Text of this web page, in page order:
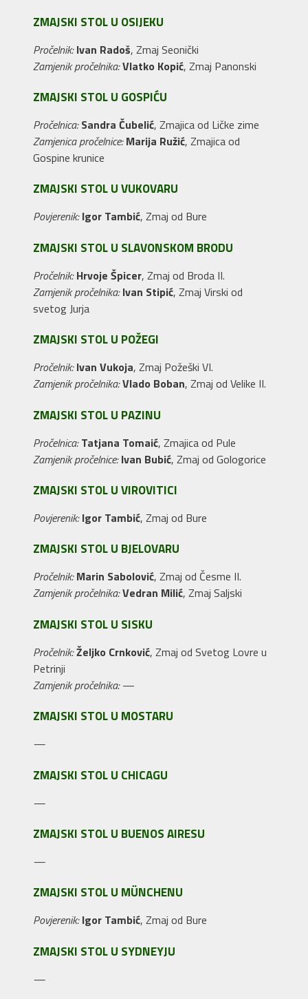
ZMAJSKI STOL U OSIJEKU
Pročelnik: Ivan Radoš, Zmaj Seonički
Zamjenik pročelnika:Vlatko Kopić, Zmaj Panonski
ZMAJSKI STOL U GOSPIĆU
Pročelnica: Sandra Čubelić, Zmajica od Ličke zime
Zamjenica pročelnice: Marija Ružić, Zmajica od
Gospine krunice
ZMAJSKI STOL U VUKOVARU
Povjerenik:Igor Tambić, Zmaj od Bure
ZMAJSKI STOL U SLAVONSKOM BRODU
Pročelnik: Hrvoje Špicer, Zmaj od Broda II.
Zamjenik pročelnika: Ivan Stipić, Zmaj Virski od
svetog Jurja
ZMAJSKI STOL U POŽEGI
Pročelnik: Ivan Vukoja, Zmaj Požeški VI.
Zamjenik pročelnika:Vlado Boban, Zmaj od Velike II.
ZMAJSKI STOL U PAZINU
Pročelnica: Tatjana Tomaić, Zmajica od Pule
Zamjenik pročelnice: Ivan Bubić, Zmaj od Gologorice
ZMAJSKI STOL U VIROVITICI
Povjerenik:Igor Tambić, Zmaj od Bure
ZMAJSKI STOL U BJELOVARU
Pročelnik: Marin Sabolović, Zmaj od Česme II.
Zamjenik pročelnika:Vedran Milić, Zmaj Saljski
ZMAJSKI STOL U SISKU
Pročelnik:Željko Crnković, Zmaj od Svetog Lovre u
Petrinji
Zamjenik pročelnika:—
ZMAJSKI STOL U MOSTARU
—
ZMAJSKI STOL U CHICAGU
—
ZMAJSKI STOL U BUENOS AIRESU
—
ZMAJSKI STOL U MÜNCHENU
Povjerenik:Igor Tambić, Zmaj od Bure
ZMAJSKI STOL U SYDNEYJU
—